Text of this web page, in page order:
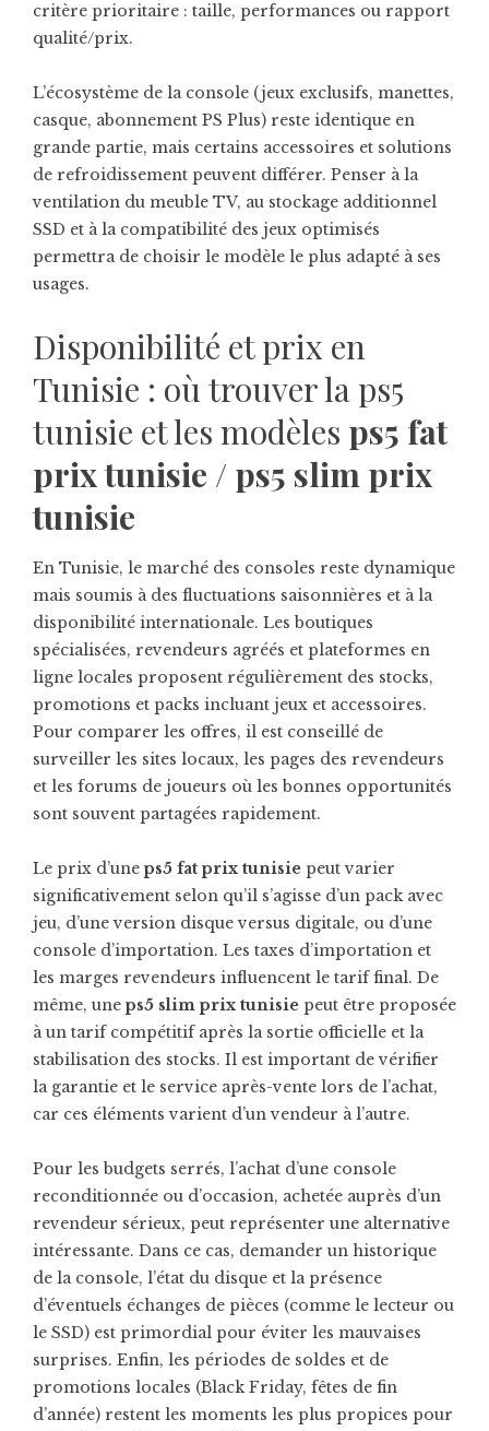
critère prioritaire : taille, performances ou rapport
qualité/prix.
L’écosystème de la console (jeux exclusifs, manettes,
casque, abonnement PS Plus) reste identique en
grande partie, mais certains accessoires et solutions
de refroidissement peuvent différer. Penser à la
ventilation du meuble TV, au stockage additionnel
SSD et à la compatibilité des jeux optimisés
permettra de choisir le modèle le plus adapté à ses
usages.
Disponibilité et prix en
Tunisie : où trouver laps5
tunisie et les modèles ps5 fat
prix tunisie / ps5 slim prix
tunisie
En Tunisie, le marché des consoles reste dynamique
mais soumis à des fluctuations saisonnières et à la
disponibilité internationale. Les boutiques
spécialisées, revendeurs agréés et plateformes en
ligne locales proposent régulièrement des stocks,
promotions et packs incluant jeux et accessoires.
Pour comparer les offres, il est conseillé de
surveiller les sites locaux, les pages des revendeurs
et les forums de joueurs où les bonnes opportunités
sont souvent partagées rapidement.
Le prix d’une ps5 fat prix tunisie peut varier
significativement selon qu’il s’agisse d’un pack avec
jeu, d’une version disque versus digitale, ou d’une
console d’importation. Les taxes d’importation et
les marges revendeurs influencent le tarif final. De
même, une ps5 slim prix tunisie peut être proposée
à un tarif compétitif après la sortie officielle et la
stabilisation des stocks. Il est important de vérifier
la garantie et le service après-vente lors de l’achat,
car ces éléments varient d’un vendeur à l’autre.
Pour les budgets serrés, l’achat d’une console
reconditionnée ou d’occasion, achetée auprès d’un
revendeur sérieux, peut représenter une alternative
intéressante. Dans ce cas, demander un historique
de la console, l’état du disque et la présence
d’éventuels échanges de pièces (comme le lecteur ou
le SSD) est primordial pour éviter les mauvaises
surprises. Enfin, les périodes de soldes et de
promotions locales (Black Friday, fêtes de fin
d’année) restent les moments les plus propices pour